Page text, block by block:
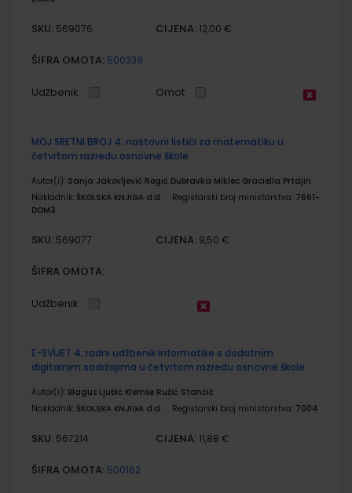
SKU: 569076 CIJENA: 12,00 €
ŠIFRA OMOTA: 500239
Udžbenik Omot
MOJ SRETNI BROJ 4; nastavni listići za matematiku u
četvrtom razredu osnovne škole
Autor(i): Sanja Jakovljević Rogić Dubravka Miklec Graciella Prtajin
Nakladnik: ŠKOLSKA KNJIGA d.d. Registarski broj ministarstva: 7661-
DOM3
SKU: 569077 CIJENA: 9,50 €
ŠIFRA OMOTA:
Udžbenik
E-SVIJET 4; radni udžbenik informatike s dodatnim
digitalnim sadržajima u četvrtom razredu osnovne škole
Autor(i): Blagus Ljubić Klemše Ružić Stančić
Nakladnik: ŠKOLSKA KNJIGA d.d. Registarski broj ministarstva: 7004
SKU: 567214 CIJENA: 11,88 €
ŠIFRA OMOTA: 500162